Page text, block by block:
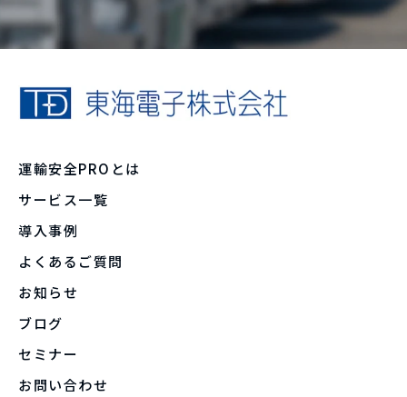
運輸安全PROとは
サービス一覧
導入事例
よくあるご質問
お知らせ
ブログ
セミナー
お問い合わせ